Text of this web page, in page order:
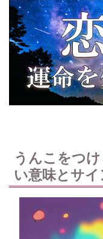
うんこをつ
い意味とサイ